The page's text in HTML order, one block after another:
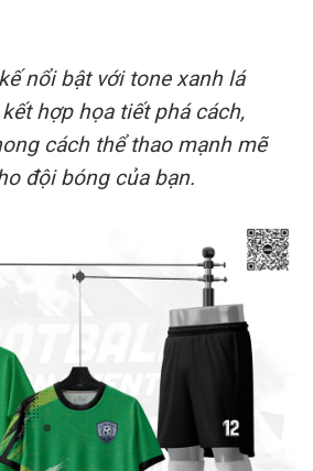
nổi bật với tone xanh lá
hợp họa tiết phá cách,
cách thể thao mạnh mẽ
đội bóng của bạn.